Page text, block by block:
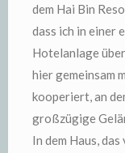
dem Hai Bin
dass ich in einer
Hotelanlage
hier gemeinsam
kooperiert, an
großzügige
In dem Haus,